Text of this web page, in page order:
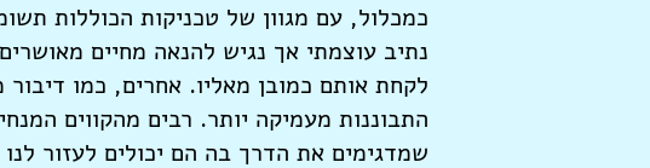
כמכלול, עם מגוון של טכניקות הכוללות
נתיב עוצמתי אך נגיש להנאה מחיים
לקחת אותם כמובן מאליו. אחרים, כמו
התבוננות מעמיקה יותר. רבים מהקווים
שמדגימים את הדרך בה הם יכולים לעזור לנו